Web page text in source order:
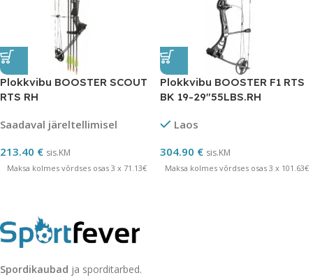
Plokkvibu BOOSTER SCOUT
RTS RH
Saadaval järeltellimisel
213.40 € sis.KM
Maksa kolmes võrdses osas 3 x 71.13€
Plokkvibu BOOSTER F1 RTS
BK 19-29″55LBS.RH
Laos
304.90 € sis.KM
Maksa kolmes võrdses osas 3 x 101.63€
Spordikaubad ja sporditarbed.